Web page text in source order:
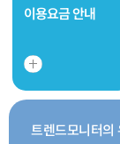
이용요금 안내
트렌드모니터의